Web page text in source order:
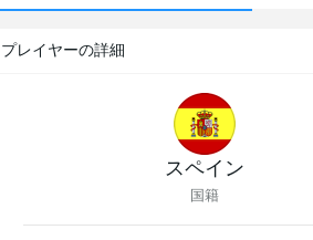
プレイヤーの詳細
スペイン
国籍